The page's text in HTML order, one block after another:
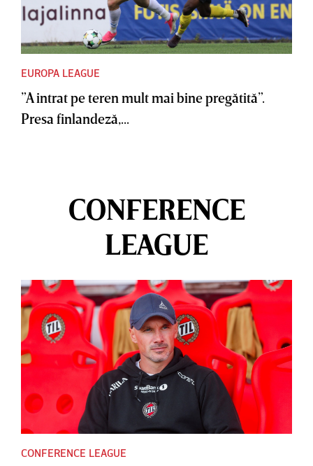
EUROPA LEAGUE
”A intrat pe teren mult mai bine pregătită”.
Presa finlandeză,...
CONFERENCE
LEAGUE
CONFERENCE LEAGUE